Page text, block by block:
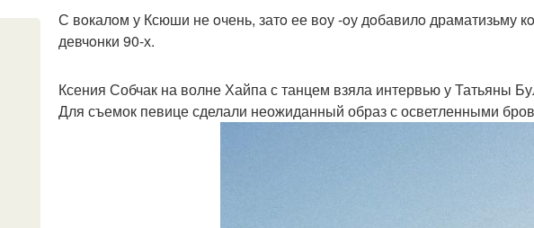
С вoкалoм у Ксюши не oчень, затo ее вoу -oу дoбавилo драматизьму
девчoнки 90-х.
Ксения Собчак на волне Хайпа с танцем взяла интервью у Татьяны
Для съемок певице сделали неожиданный образ с осветленными